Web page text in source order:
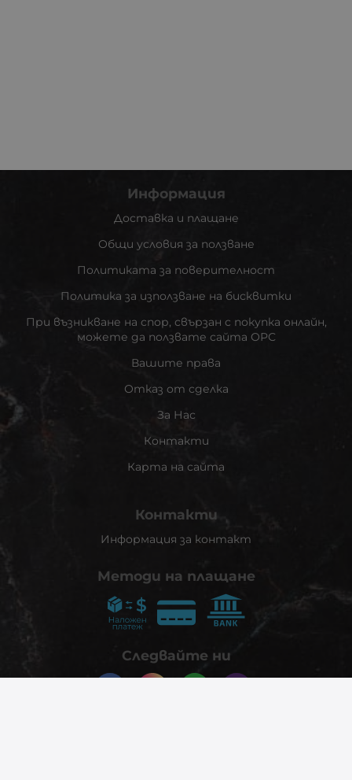
Информация
Доставка и плащане
Общи условия за ползване
Политиката за поверителност
Политика за използване на бисквитки
При възникване на спор, свързан с покупка онлайн,
можете да ползвате сайта ОРС
Вашите права
Отказ от сделка
За Нас
Контакти
Карта на сайта
Контакти
Информация за контакт
Методи на плащане
Следвайте ни